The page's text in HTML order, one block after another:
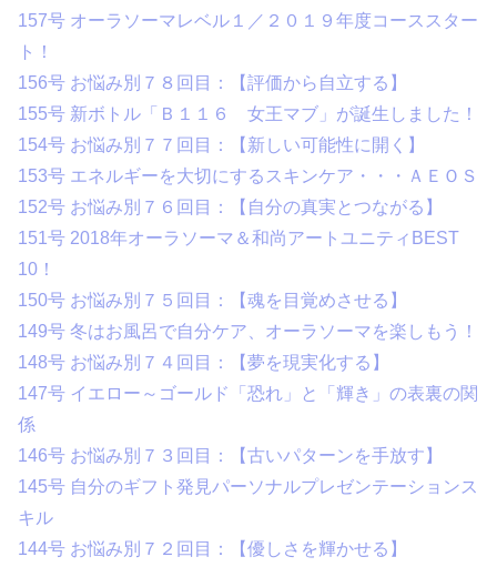
157号 オーラソーマレベル１／２０１９年度コーススター
ト！
156号 お悩み別７８回目：【評価から自立する】
155号 新ボトル「Ｂ１１６ 女王マブ」が誕生しました！
154号 お悩み別７７回目：【新しい可能性に開く】
153号 エネルギーを大切にするスキンケア・・・ＡＥＯＳ
152号 お悩み別７６回目：【自分の真実とつながる】
151号 2018年オーラソーマ＆和尚アートユニティBEST
10！
150号 お悩み別７５回目：【魂を目覚めさせる】
149号 冬はお風呂で自分ケア、オーラソーマを楽しもう！
148号 お悩み別７４回目：【夢を現実化する】
147号 イエロー～ゴールド「恐れ」と「輝き」の表裏の関
係
146号 お悩み別７３回目：【古いパターンを手放す】
145号 自分のギフト発見パーソナルプレゼンテーションス
キル
144号 お悩み別７２回目：【優しさを輝かせる】